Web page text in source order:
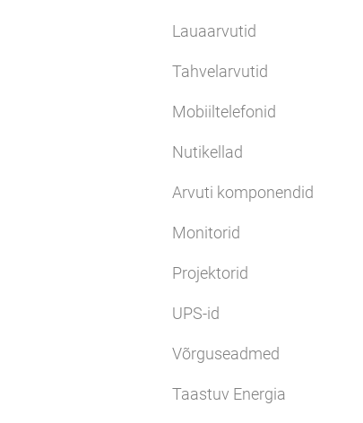
Lauaarvutid
Tahvelarvutid
Mobiiltelefonid
Nutikellad
Arvuti komponendid
Monitorid
Projektorid
UPS-id
Võrguseadmed
Taastuv Energia